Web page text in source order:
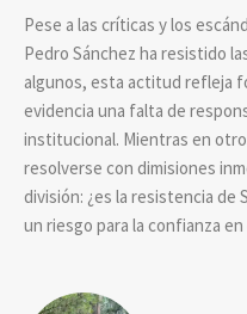
Pese a las críticas y los
Pedro Sánchez ha resistido
algunos, esta actitud refleja
evidencia una falta de
institucional. Mientras en
resolverse con dimisiones
división: ¿es la resistencia de
un riesgo para la confianza